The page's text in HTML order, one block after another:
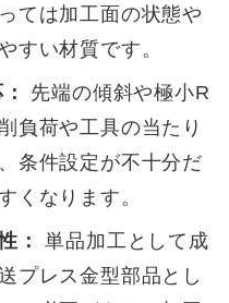
ては加工面の状態や
すい材質です。
先端の傾斜や極小R
負荷や工具の当たり
条件設定が不十分だ
くなります。
：
単品加工として成
プレス金型部品とし